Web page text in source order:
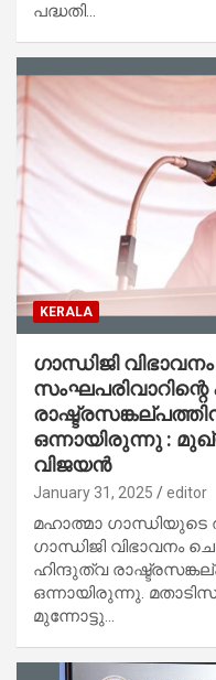
പദ്ധതി…
KERALA
ഗാന്ധിജി
ഒന്നായിരുന്നു :
വിജയന്‍
January 31, 2025 editor
മഹാത്മാ ഗാന്ധിയുടെ
ഗാന്ധിജി വിഭാവനം
ഹിന്ദുത്വ
ഒന്നായിരുന്നു.
മുന്നോട്ടു…